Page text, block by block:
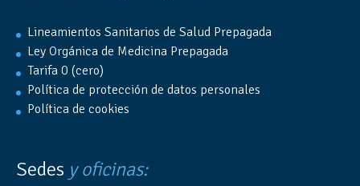
Lineamientos Sanitarios de Salud Prepagada
Ley Orgánica de Medicina Prepagada
Tarifa 0 (cero)
Política de protección de datos personales
Política de cookies
Sedes y oficinas: